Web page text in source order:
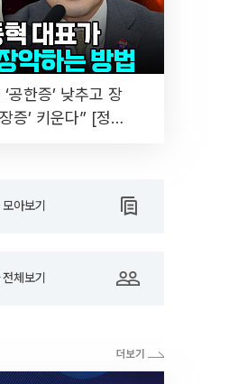
공한증’ 낮추고 장
증’ 키운다” [정치
아보기
체보기